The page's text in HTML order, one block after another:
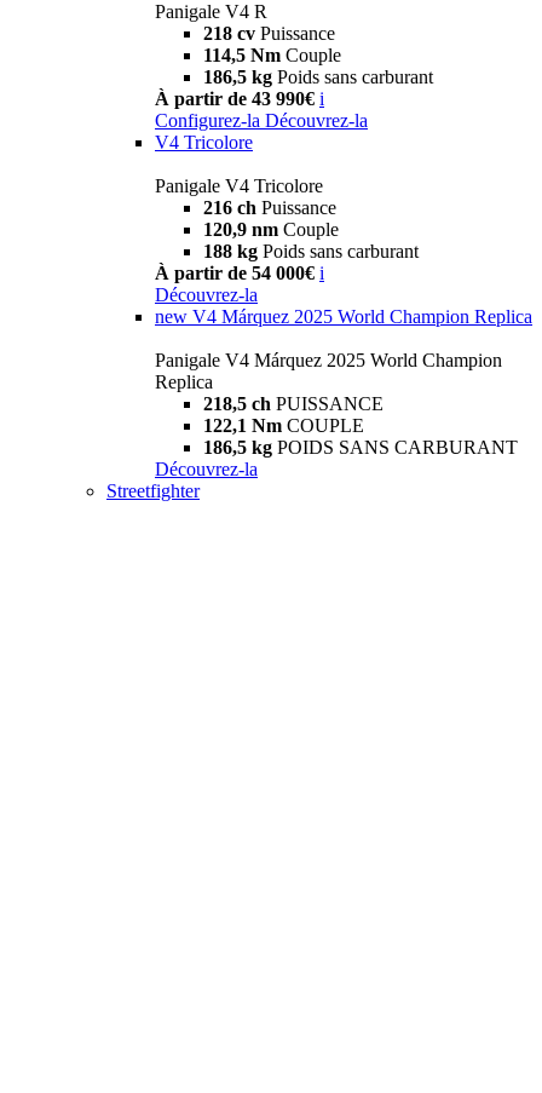
Panigale V4 R
218 cv Puissance
114,5 Nm Couple
186,5 kg Poids sans carburant
À partir de 43 990€ i
Configurez-la Découvrez-la
V4 Tricolore
Panigale V4 Tricolore
216 ch Puissance
120,9 nm Couple
188 kg Poids sans carburant
À partir de 54 000€ i
Découvrez-la
new V4 Márquez 2025 World Champion Replica
Panigale V4 Márquez 2025 World Champion
Replica
218,5 ch PUISSANCE
122,1 Nm COUPLE
186,5 kg POIDS SANS CARBURANT
Découvrez-la
Streetfighter